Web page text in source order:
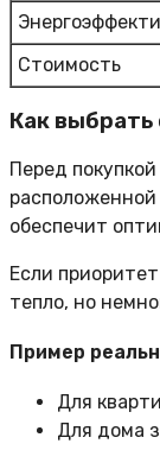
Стоимость
Как выбрать
Перед
обеспечит
Если
тепло, но
Пример
Для
Для дома